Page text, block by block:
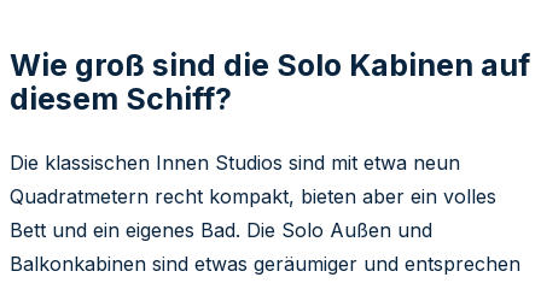
Wie groß sind die Solo Kabinen auf
diesem Schiff?
Die klassischen Innen Studios sind mit etwa neun
Quadratmetern recht kompakt, bieten aber ein volles
Bett und ein eigenes Bad. Die Solo Außen und
Balkonkabinen sind etwas geräumiger und entsprechen